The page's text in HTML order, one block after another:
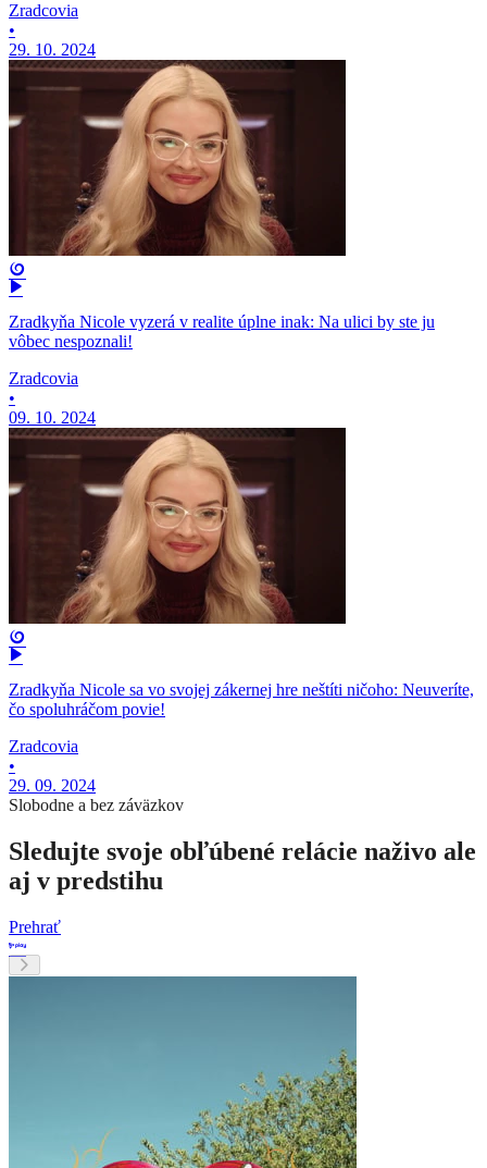
Zradcovia
•
29. 10. 2024
Zradkyňa Nicole vyzerá v realite úplne inak: Na ulici by ste ju
vôbec nespoznali!
Zradcovia
•
09. 10. 2024
Zradkyňa Nicole sa vo svojej zákernej hre neštíti ničoho: Neuveríte,
čo spoluhráčom povie!
Zradcovia
•
29. 09. 2024
Slobodne a bez záväzkov
Sledujte svoje obľúbené relácie naživo ale
aj v predstihu
Prehrať